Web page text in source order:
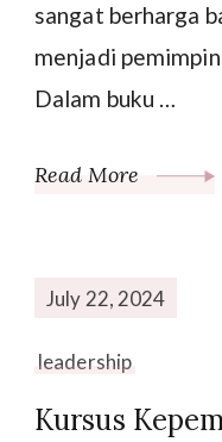
sangat berharga
menjadi
Dalam buku …
Read More
July 22, 2024
leadership
Kursus